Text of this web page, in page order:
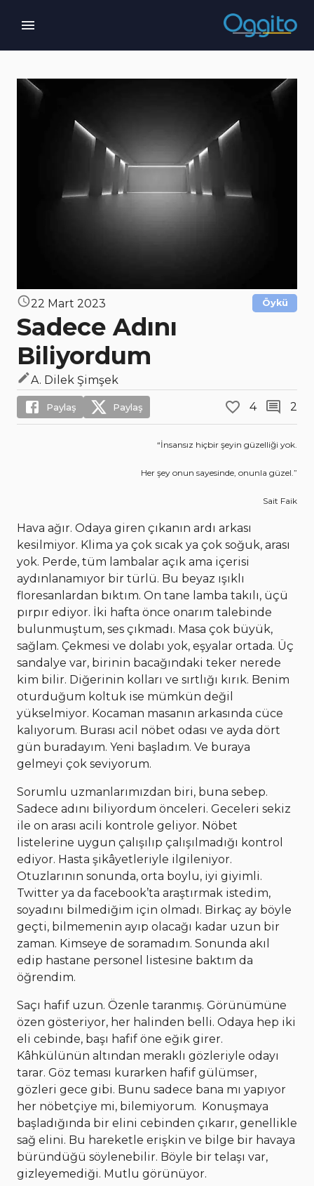
22 Mart 2023 Öykü
Sadece Adını
Biliyordum
A. Dilek Şimşek
Paylaş Paylaş 4 2
“İnsansız hiçbir şeyin güzelliği yok.
Her şey onun sayesinde, onunla güzel.”
Sait Faik
Hava ağır. Odaya giren çıkanın ardı arkası
kesilmiyor. Klima ya çok sıcak ya çok soğuk, arası
yok. Perde, tüm lambalar açık ama içerisi
aydınlanamıyor bir türlü. Bu beyaz ışıklı
floresanlardan bıktım. On tane lamba takılı, üçü
pırpır ediyor. İki hafta önce onarım talebinde
bulunmuştum, ses çıkmadı. Masa çok büyük,
sağlam. Çekmesi ve dolabı yok, eşyalar ortada. Üç
sandalye var, birinin bacağındaki teker nerede
kim bilir. Diğerinin kolları ve sırtlığı kırık. Benim
oturduğum koltuk ise mümkün değil
yükselmiyor. Kocaman masanın arkasında cüce
kalıyorum. Burası acil nöbet odası ve ayda dört
gün buradayım. Yeni başladım. Ve buraya
gelmeyi çok seviyorum.
Sorumlu uzmanlarımızdan biri, buna sebep.
Sadece adını biliyordum önceleri. Geceleri sekiz
ile on arası acili kontrole geliyor. Nöbet
listelerine uygun çalışılıp çalışılmadığı kontrol
ediyor. Hasta şikâyetleriyle ilgileniyor.
Otuzlarının sonunda, orta boylu, iyi giyimli.
Twitter ya da facebook’ta araştırmak istedim,
soyadını bilmediğim için olmadı. Birkaç ay böyle
geçti, bilmemenin ayıp olacağı kadar uzun bir
zaman. Kimseye de soramadım. Sonunda akıl
edip hastane personel listesine baktım da
öğrendim.
Saçı hafif uzun. Özenle taranmış. Görünümüne
özen gösteriyor, her halinden belli. Odaya hep iki
eli cebinde, başı hafif öne eğik girer.
Kâhkülünün altından meraklı gözleriyle odayı
tarar. Göz teması kurarken hafif gülümser,
gözleri gece gibi. Bunu sadece bana mı yapıyor
her nöbetçiye mi, bilemiyorum. Konuşmaya
başladığında bir elini cebinden çıkarır, genellikle
sağ elini. Bu hareketle erişkin ve bilge bir havaya
büründüğü söylenebilir. Böyle bir telaşı var,
gizleyemediği. Mutlu görünüyor.